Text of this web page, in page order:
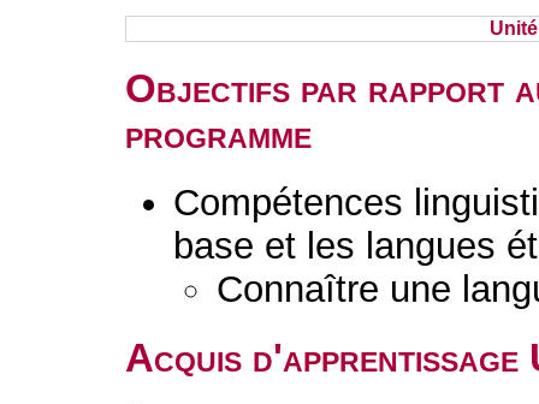
Objectifs par rapport
programme
Compétences
base et les langues
Connaître une
Acquis d'apprentissage